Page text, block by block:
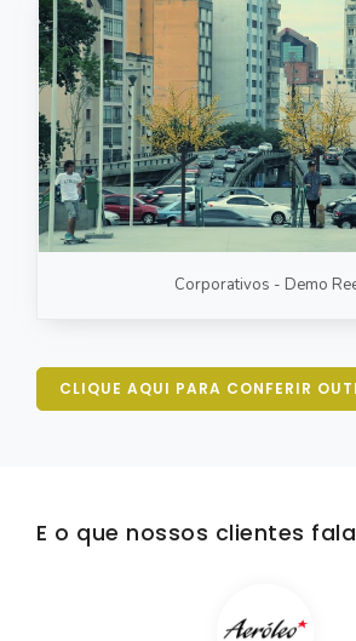
Corporativos - Demo
CLIQUE AQUI PARA CONFERIR
E o que nossos clientes